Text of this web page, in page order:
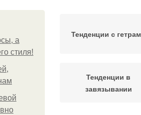
а
стиля!
Тенденции с
Тенденции в
завязывании